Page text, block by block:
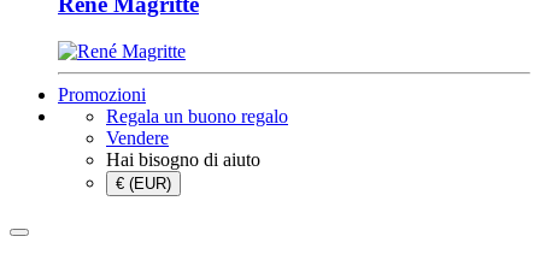
Promozioni
Regala un buono regalo
Vendere
Hai bisogno di aiuto
€ (EUR)